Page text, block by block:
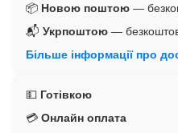
📦 Новою поштою —
📬 Укрпоштою —
Більше інформації про
💵 Готівкою
💳 Онлайн оплата